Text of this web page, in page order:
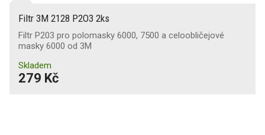
Filtr 3M 2128 P2O3 2ks
Filtr P203 pro polomasky 6000, 7500 a celoobličejové
masky 6000 od 3M
Skladem
279 Kč